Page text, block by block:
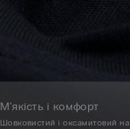
М'якість і комфорт
Шовковистий і оксамитовий на